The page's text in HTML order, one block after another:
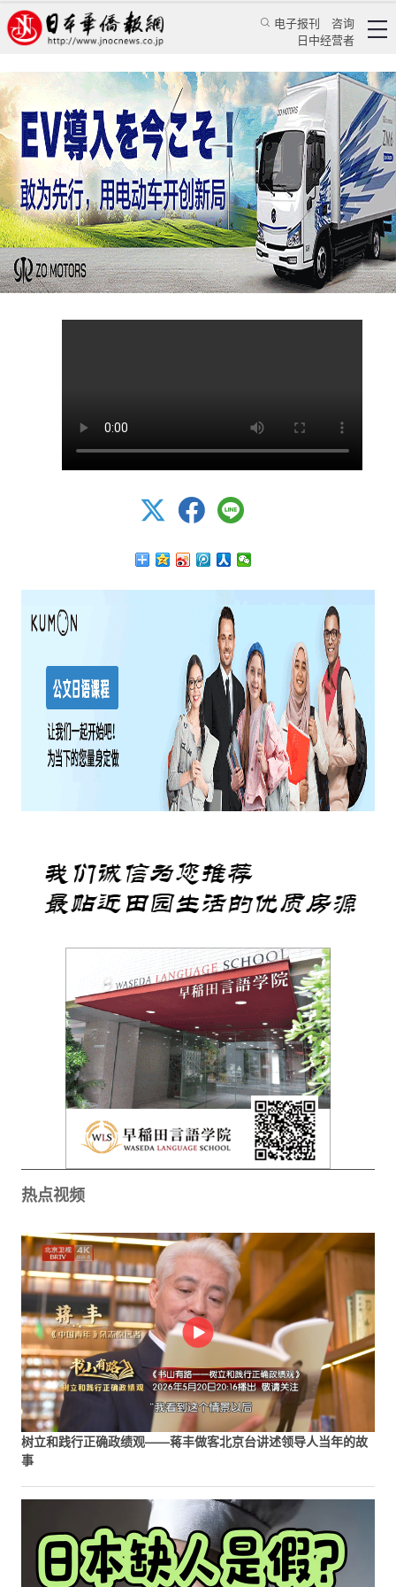
电子报刊
咨询
日中经营者
东南卫视：拜登的这一句话，改变了美国政府对
台的“暧昧”战略？
视频 活动撷彩
东南卫视 2022/5/24 21:35:48
热点视频
树立和践行正确政绩观——蒋丰做客北京台讲述领导人当年的故
事